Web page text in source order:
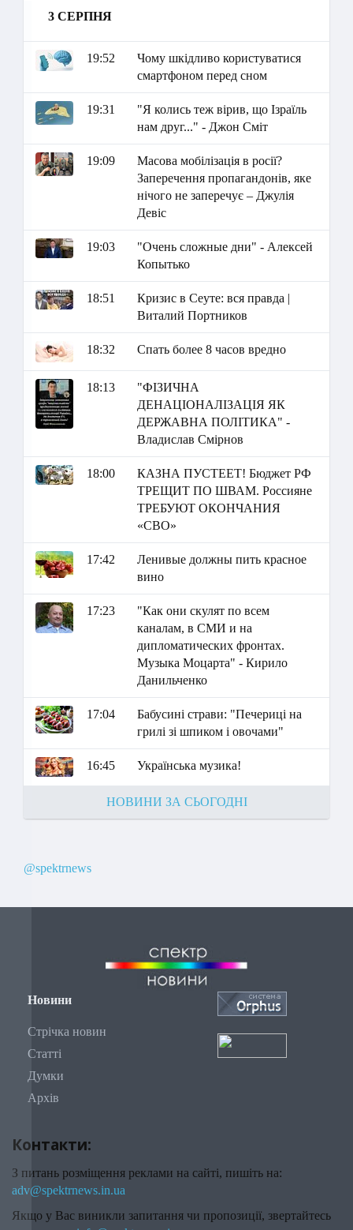
3 СЕРПНЯ
19:52
Чому шкідливо користуватися
смартфоном перед сном
19:31
"Я колись теж вірив, що Ізраїль
нам друг..." - Джон Сміт
19:09
Масова мобілізація в росії?
Заперечення пропагандонів, яке
нічого не заперечує – Джулія
Девіс
19:03
"Очень сложные дни" - Алексей
Копытько
18:51
Кризис в Сеуте: вся правда |
Виталий Портников
18:32 Спать более 8 часов вредно
18:13
"ФІЗИЧНА
ДЕНАЦІОНАЛІЗАЦІЯ ЯК
ДЕРЖАВНА ПОЛІТИКА" -
Владислав Смірнов
18:00
КАЗНА ПУСТЕЕТ! Бюджет РФ
ТРЕЩИТ ПО ШВАМ. Россияне
ТРЕБУЮТ ОКОНЧАНИЯ
«СВО»
17:42
Ленивые должны пить красное
вино
17:23
"Как они скулят по всем
каналам, в СМИ и на
дипломатических фронтах.
Музыка Моцарта" - Кирило
Данильченко
17:04
Бабусині страви: "Печериці на
грилі зі шпиком і овочами"
16:45 Українська музика!
НОВИНИ ЗА СЬОГОДНІ
@spektrnews
Новини
Стрічка новин
Статті
Думки
Архів
Контакти:
З питань розміщення реклами на сайті, пишіть на:
adv@spektrnews.in.ua
Якщо у Вас виникли запитання чи пропозиції, звертайтесь